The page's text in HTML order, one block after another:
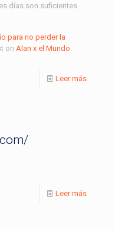
días son suficientes
para no perder la
on Alan x el Mundo
Leer más
Leer más